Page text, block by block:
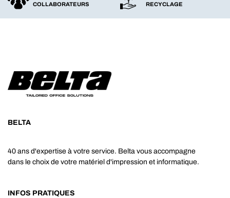
COLLABORATEURS
RECYCLAGE
BELTA
40 ans d'expertise à votre service. Belta vous accompagne
dans le choix de votre matériel d'impression et informatique.
INFOS PRATIQUES